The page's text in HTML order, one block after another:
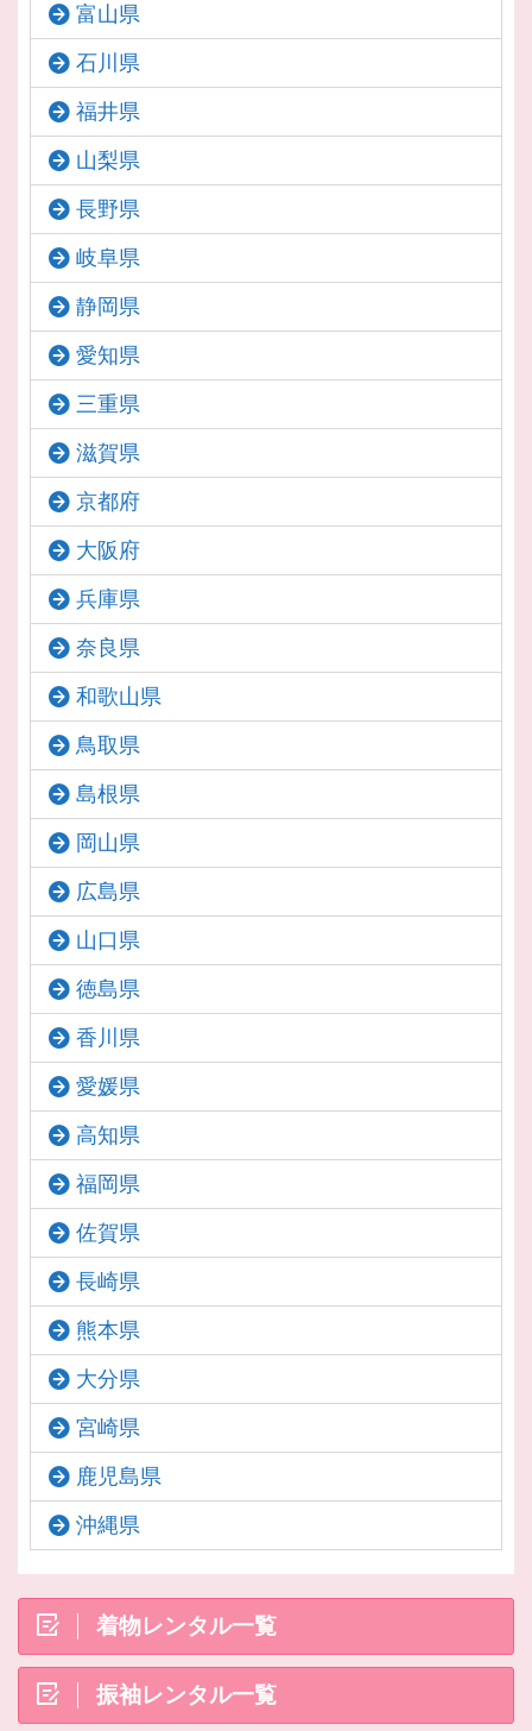
富山県
石川県
福井県
山梨県
長野県
岐阜県
静岡県
愛知県
三重県
滋賀県
京都府
大阪府
兵庫県
奈良県
和歌山県
鳥取県
島根県
岡山県
広島県
山口県
徳島県
香川県
愛媛県
高知県
福岡県
佐賀県
長崎県
熊本県
大分県
宮崎県
鹿児島県
沖縄県
着物レンタル一覧
振袖レンタル一覧